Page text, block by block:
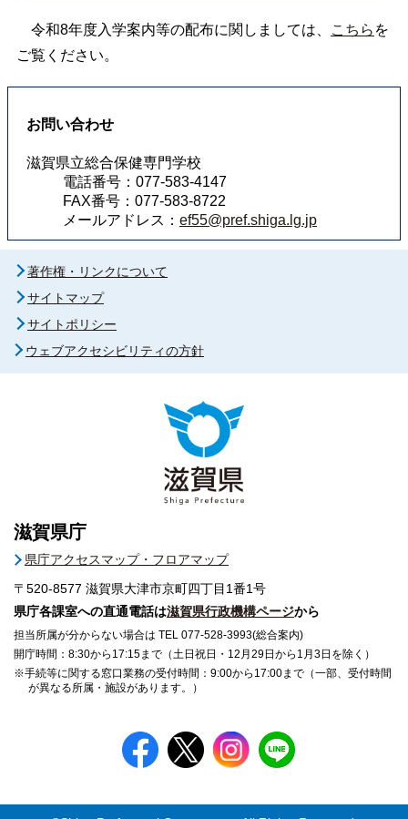
令和8年度入学案内等の配布に関しましては、 こちら を
ご覧ください。
お問い合わせ
滋賀県立総合保健専門学校
電話番号：077-583-4147
FAX番号：077-583-8722
メールアドレス： ef55@pref.shiga.lg.jp
著作権・リンクについて
サイトマップ
サイトポリシー
ウェブアクセシビリティの方針
滋賀県庁
県庁アクセスマップ・フロアマップ
〒520-8577 滋賀県大津市京町四丁目1番1号
県庁各課室への直通電話は滋賀県行政機構ページから
担当所属が分からない場合は TEL 077-528-3993(総合案内)
開庁時間：8:30から17:15まで（土日祝日・12月29日から1月3日を除く）
※手続等に関する窓口業務の受付時間：9:00から17:00まで（一部、受付時間
が異なる所属・施設があります。）